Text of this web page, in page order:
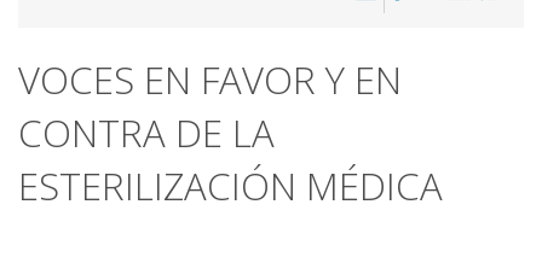
VOCES EN FAVOR Y EN
CONTRA DE LA
ESTERILIZACIÓN MÉDICA